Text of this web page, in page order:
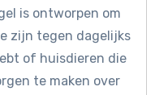
is ontworpen om
zijn tegen dagelijks
of huisdieren die
te maken over